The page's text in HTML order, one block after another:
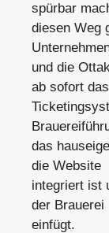
spürbar
diesen Weg
und die
ab sofort das
das
die Website
integriert ist
der Brauerei
einfügt.